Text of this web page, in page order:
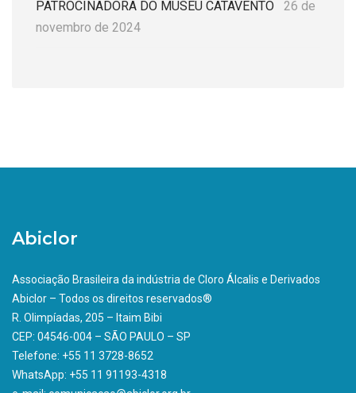
PATROCINADORA DO MUSEU CATAVENTO
26 de
novembro de 2024
Abiclor
Associação Brasileira da indústria de Cloro Álcalis e Derivados
Abiclor – Todos os direitos reservados®
R. Olimpíadas, 205 – Itaim Bibi
CEP: 04546-004 – SÃO PAULO – SP
Telefone: +55 11 3728-8652
WhatsApp: +55 11 91193-4318